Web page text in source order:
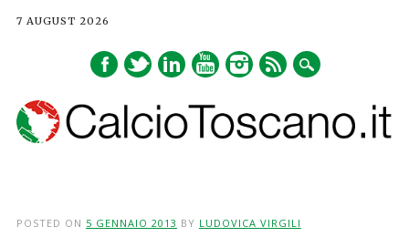
7 AUGUST 2026
POSTED ON 5 GENNAIO 2013 BY LUDOVICA VIRGILI